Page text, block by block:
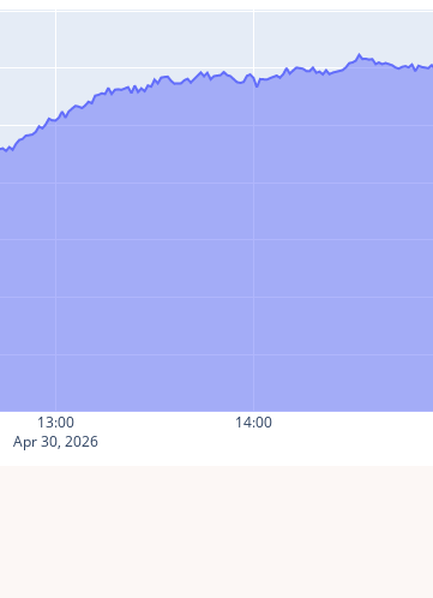
13:00
Apr 30, 2026
14:00